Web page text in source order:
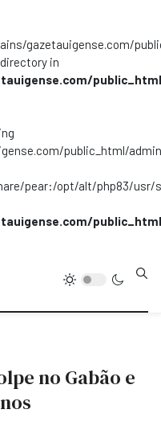
gazetauigense.com/
in
public_html/
pear:/opt/alt/php83/
no Gabão e